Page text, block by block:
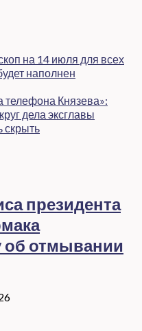
на 14 июля для всех
наполнен
телефона Князева»:
дела эксглавы
скрыть
президента
об отмывании